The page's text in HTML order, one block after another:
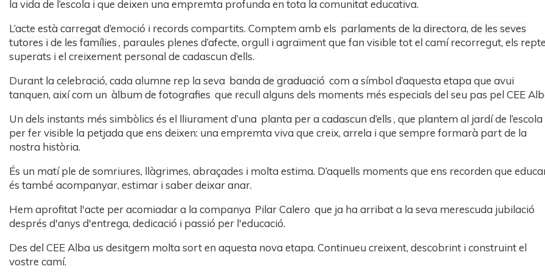
la vida de l’escola i que deixen una empremta profunda en tota la comunitat educativa.
L’acte està carregat d’emoció i records compartits. Comptem amb els parlaments de la directora, de les seves
tutores i de les famílies, paraules plenes d’afecte, orgull i agraïment que fan visible tot el camí recorregut, els
superats i el creixement personal de cadascun d’ells.
Durant la celebració, cada alumne rep la seva banda de graduació com a símbol d’aquesta etapa que avui
tanquen, així com un àlbum de fotografies que recull alguns dels moments més especials del seu pas pel CEE
Un dels instants més simbòlics és el lliurament d’una planta per a cadascun d’ells, que plantem al jardí de l’escola
per fer visible la petjada que ens deixen: una empremta viva que creix, arrela i que sempre formarà part de la
nostra història.
És un matí ple de somriures, llàgrimes, abraçades i molta estima. D’aquells moments que ens recorden que
és també acompanyar, estimar i saber deixar anar.
Hem aprofitat l'acte per acomiadar a la companya Pilar Calero que ja ha arribat a la seva merescuda jubilació
després d'anys d'entrega, dedicació i passió per l'educació.
Des del CEE Alba us desitgem molta sort en aquesta nova etapa. Continueu creixent, descobrint i construint el
vostre camí.